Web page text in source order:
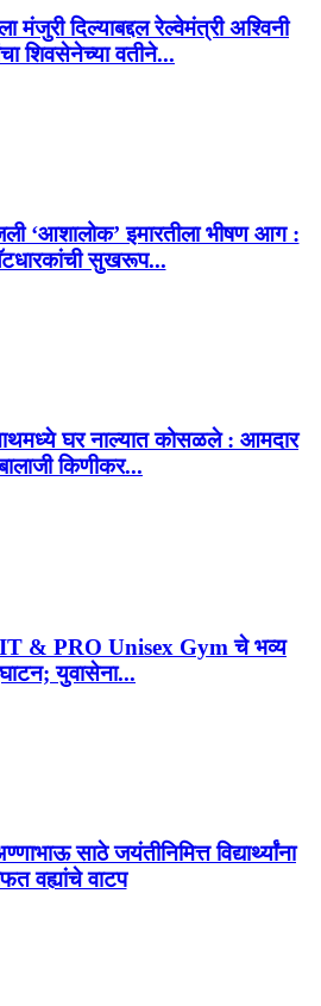
दिल्याबद्दल रेल्वेमंत्री अश्विनी
शिवसेनेच्या वतीने...
‘आशालोक’ इमारतीला भीषण आग :
सुखरूप...
घर नाल्यात कोसळले : आमदार
किणीकर...
& PRO Unisex Gym चे भव्य
युवासेना...
साठे जयंतीनिमित्त विद्यार्थ्यांना
वह्यांचे वाटप